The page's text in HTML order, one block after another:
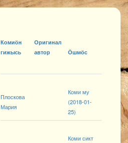
Комиӧн
гижысь
Оригинал
автор
Ӧшмӧс
Плоскова
Мария
Коми му
(2018-01-
25)
Коми сикт